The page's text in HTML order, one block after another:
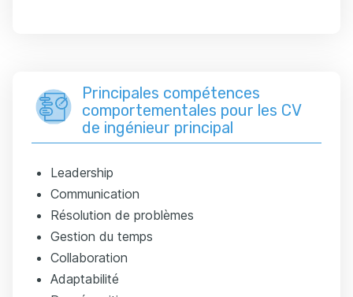
Principales compétences
comportementales pour les CV
de ingénieur principal
Leadership
Communication
Résolution de problèmes
Gestion du temps
Collaboration
Adaptabilité